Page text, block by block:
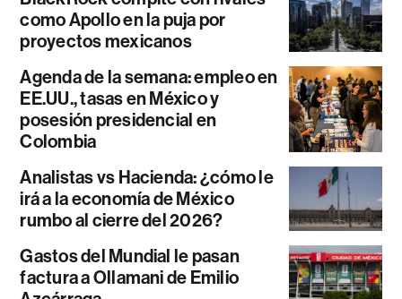
como Apollo en la puja por
proyectos mexicanos
Agenda de la semana: empleo en
EE.UU., tasas en México y
posesión presidencial en
Colombia
Analistas vs Hacienda: ¿cómo le
irá a la economía de México
rumbo al cierre del 2026?
Gastos del Mundial le pasan
factura a Ollamani de Emilio